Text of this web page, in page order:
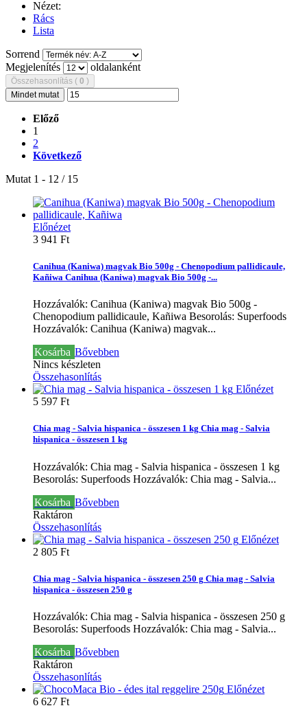
Nézet:
Rács
Lista
Sorrend
Megjelenítés
oldalanként
Összehasonlítás ( 0 )
Mindet mutat
Előző
1
2
Következő
Mutat 1 - 12 / 15
Előnézet
3 941 Ft‎
Canihua (Kaniwa) magvak Bio 500g - Chenopodium pallidicaule,
Kañiwa Canihua (Kaniwa) magvak Bio 500g -...
Hozzávalók: Canihua (Kaniwa) magvak Bio 500g -
Chenopodium pallidicaule, Kañiwa Besorolás: Superfoods
Hozzávalók: Canihua (Kaniwa) magvak...
Kosárba Bővebben
Nincs készleten
Összehasonlítás
Előnézet
5 597 Ft‎
Chia mag - Salvia hispanica - összesen 1 kg Chia mag - Salvia
hispanica - összesen 1 kg
Hozzávalók: Chia mag - Salvia hispanica - összesen 1 kg
Besorolás: Superfoods Hozzávalók: Chia mag - Salvia...
Kosárba Bővebben
Raktáron
Összehasonlítás
Előnézet
2 805 Ft‎
Chia mag - Salvia hispanica - összesen 250 g Chia mag - Salvia
hispanica - összesen 250 g
Hozzávalók: Chia mag - Salvia hispanica - összesen 250 g
Besorolás: Superfoods Hozzávalók: Chia mag - Salvia...
Kosárba Bővebben
Raktáron
Összehasonlítás
Előnézet
6 627 Ft‎